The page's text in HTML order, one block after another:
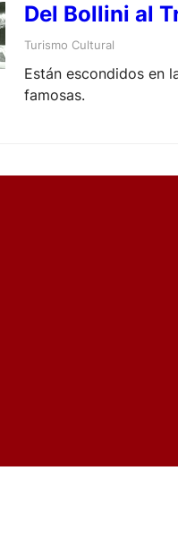
Del Bollini al
Turismo Cultural
Están escondidos en
famosas.